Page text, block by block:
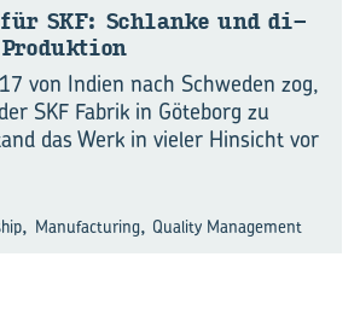
SKF: Schlan­ke und di­
von Indien nach Schweden zog,
SKF Fabrik in Göteborg zu
das Werk in vieler Hinsicht vor
, Manufacturing, Quality Management